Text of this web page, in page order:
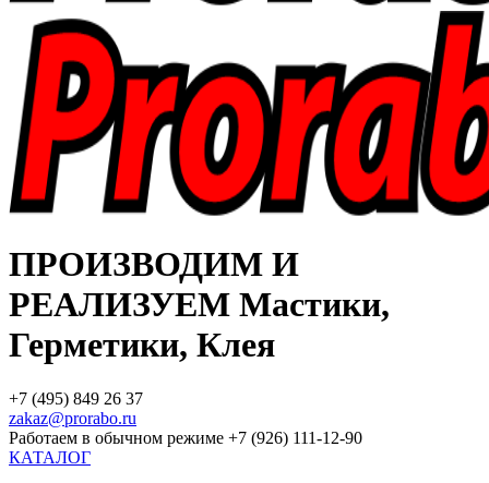
ПРОИЗВОДИМ И
РЕАЛИЗУЕМ Мастики,
Герметики, Клея
+7 (495) 849 26 37
zakaz@prorabo.ru
Работаем в обычном режиме +7 (926) 111-12-90
КАТАЛОГ